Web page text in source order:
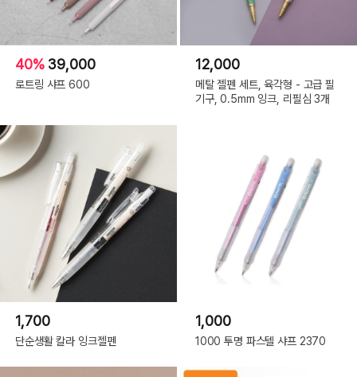
40% 39,000
로트링 샤프 600
12,000
메탈 젤펜 세트, 육각형 - 고급 필
기구, 0.5mm 잉크, 리필심 3개
1,700
단순생활 칼라 잉크젤펜
1,000
1000 투명 파스텔 샤프 2370